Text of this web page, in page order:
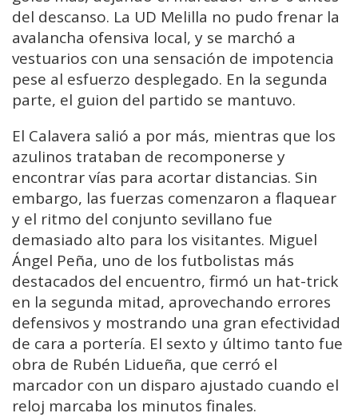
del descanso. La UD Melilla no pudo frenar la
avalancha ofensiva local, y se marchó a
vestuarios con una sensación de impotencia
pese al esfuerzo desplegado. En la segunda
parte, el guion del partido se mantuvo.
El Calavera salió a por más, mientras que los
azulinos trataban de recomponerse y
encontrar vías para acortar distancias. Sin
embargo, las fuerzas comenzaron a flaquear
y el ritmo del conjunto sevillano fue
demasiado alto para los visitantes. Miguel
Ángel Peña, uno de los futbolistas más
destacados del encuentro, firmó un hat-trick
en la segunda mitad, aprovechando errores
defensivos y mostrando una gran efectividad
de cara a portería. El sexto y último tanto fue
obra de Rubén Lidueña, que cerró el
marcador con un disparo ajustado cuando el
reloj marcaba los minutos finales.